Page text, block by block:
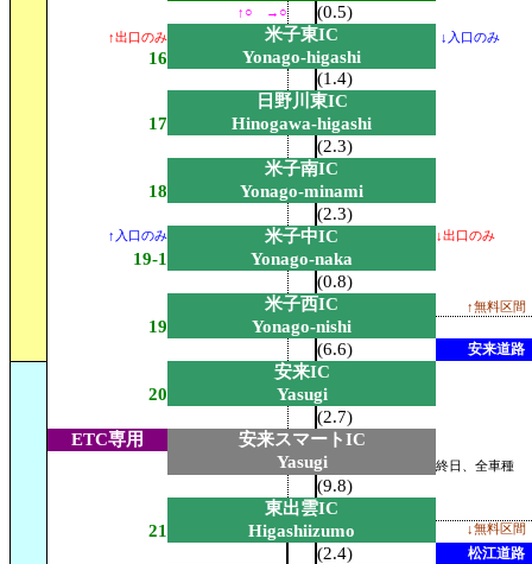
↑○ →○
(0.5)
↑出口のみ 米子東IC ↓入口のみ
16
Yonago-higashi
(1.4)
日野川東IC
17
Hinogawa-higashi
(2.3)
米子南IC
18
Yonago-minami
(2.3)
↑入口のみ 米子中IC ↓出口のみ
19-1
Yonago-naka
(0.8)
米子西IC
↑無料区間
19
Yonago-nishi
(6.6)
安来道路
安来IC
20
Yasugi
(2.7)
ETC専用
安来スマートIC
Yasugi
終日、全車種
(9.8)
東出雲IC
21
Higashiizumo ↓無料区間
(2.4) 松江道路